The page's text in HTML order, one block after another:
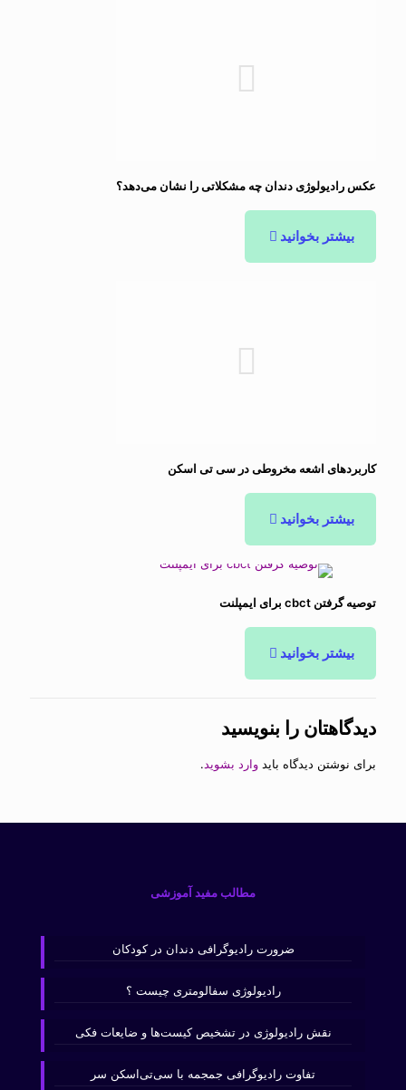
عکس رادیولوژی دندان چه مشکلاتی را نشان می‌دهد؟
بیشتر بخوانید
کاربردهای اشعه مخروطی در سی تی اسکن
بیشتر بخوانید
توصیه گرفتن cbct برای ایمپلنت
بیشتر بخوانید
دیدگاهتان را بنویسید
برای نوشتن دیدگاه باید وارد بشوید.
مطالب مفید آموزشی
ضرورت رادیوگرافی دندان در کودکان
رادیولوژی سفالومتری چیست ؟
نقش رادیولوژی در تشخیص کیست‌ها و ضایعات فکی
تفاوت رادیوگرافی جمجمه با سی‌تی‌اسکن سر